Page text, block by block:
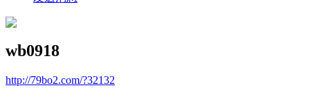
wb0918
http://79bo2.com/?32132